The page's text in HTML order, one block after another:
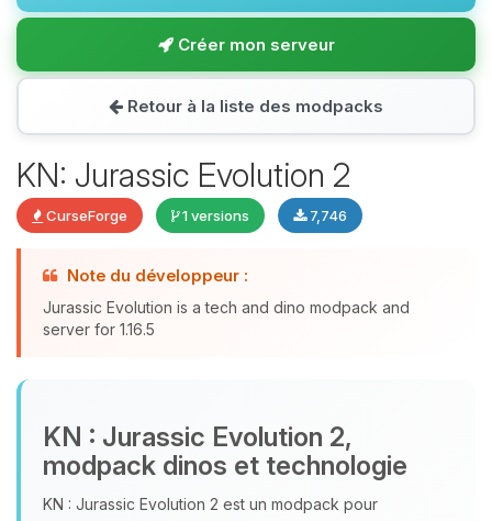
Créer mon serveur
Retour à la liste des modpacks
KN: Jurassic Evolution 2
CurseForge 1 versions 7,746
Note du développeur :
Jurassic Evolution is a tech and dino modpack and
server for 1.16.5
KN : Jurassic Evolution 2,
modpack dinos et technologie
KN : Jurassic Evolution 2 est un modpack pour
Youpi, enfin quelqu’un pour me
parler ! Moi c’est Choupy, ton petit
assistant BoxToPlay. Dis-moi ce dont
tu as besoin et je vais remuer mes